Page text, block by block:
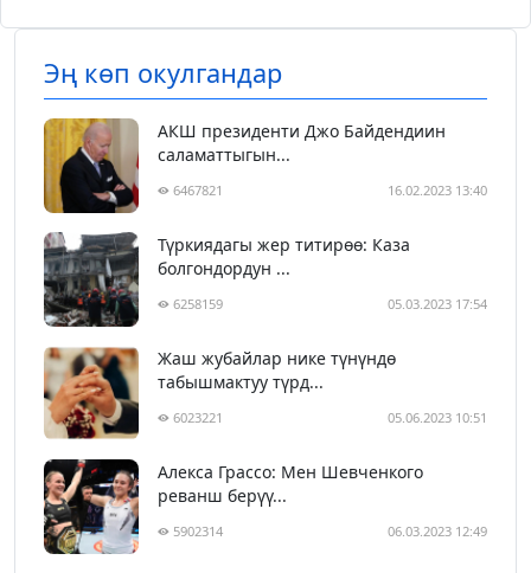
Эң көп окулгандар
АКШ президенти Джо Байдендиин
саламаттыгын...
6467821 16.02.2023 13:40
Түркиядагы жер титирөө: Каза
болгондордун ...
6258159 05.03.2023 17:54
Жаш жубайлар нике түнүндө
табышмактуу түрд...
6023221 05.06.2023 10:51
Алекса Грассо: Мен Шевченкого
реванш берүү...
5902314 06.03.2023 12:49